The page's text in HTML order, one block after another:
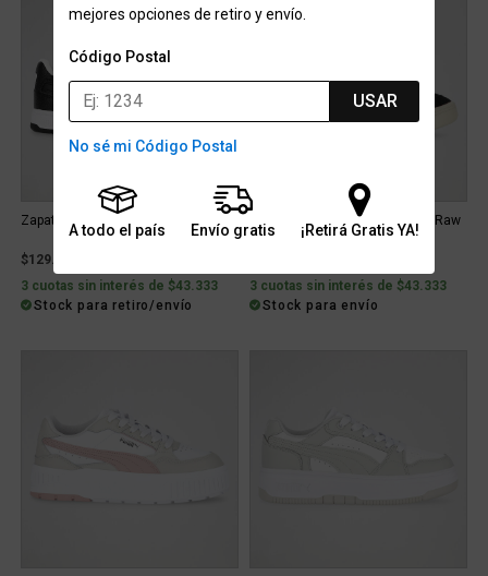
mejores opciones de retiro y envío.
Código Postal
USAR
No sé mi Código Postal
A todo el país Envío gratis ¡Retirá Gratis YA!
Zapatillas Puma Caven III Plus
$129.999
3 cuotas sin interés de $43.333
Stock para retiro/envío
Zapatillas Puma Park Lifestyle Raw
Gamuza
3 cuotas sin interés de $43.333
Stock para envío